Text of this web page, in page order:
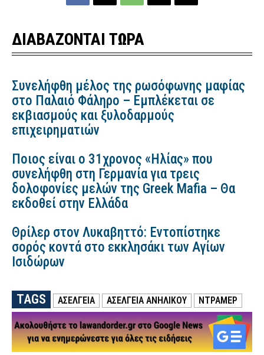
ΔΙΑΒΑΖΟΝΤΑΙ ΤΩΡΑ
Συνελήφθη μέλος της ρωσόφωνης μαφίας
στο Παλαιό Φάληρο – Εμπλέκεται σε
εκβιασμούς και ξυλοδαρμούς
επιχειρηματιών
Ποιος είναι ο 31χρονος «Ηλίας» που
συνελήφθη στη Γερμανία για τρεις
δολοφονίες μελών της Greek Mafia – Θα
εκδοθεί στην Ελλάδα
Θρίλερ στον Λυκαβηττό: Εντοπίστηκε
σορός κοντά στο εκκλησάκι των Αγίων
Ισιδώρων
TAGS ΑΣΕΛΓΕΙΑ ΑΣΕΛΓΕΙΑ ΑΝΗΛΙΚΟΥ ΝΤΡΑΜΕΡ